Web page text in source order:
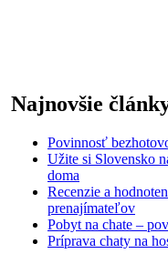
Najnovšie
Povinnosť
Užite si Slovensko
doma
Recenzie a
prenajímateľov
Pobyt na chate –
Príprava chaty na